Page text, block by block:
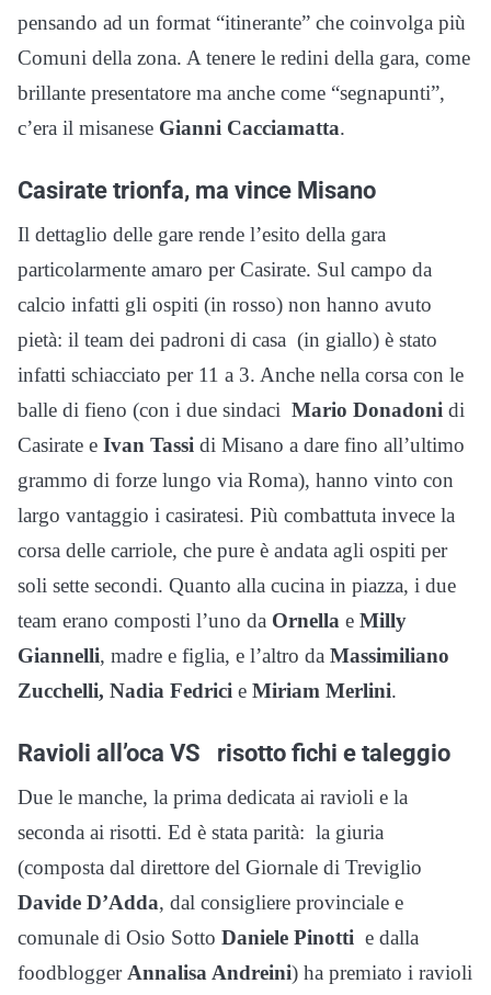
pensando ad un format “itinerante” che coinvolga più
Comuni della zona. A tenere le redini della gara, come
brillante presentatore ma anche come “segnapunti”,
c’era il misanese Gianni Cacciamatta.
Casirate trionfa, ma vince Misano
Il dettaglio delle gare rende l’esito della gara
particolarmente amaro per Casirate. Sul campo da
calcio infatti gli ospiti (in rosso) non hanno avuto
pietà: il team dei padroni di casa (in giallo) è stato
infatti schiacciato per 11 a 3. Anche nella corsa con le
balle di fieno (con i due sindaci Mario Donadoni di
Casirate e Ivan Tassi di Misano a dare fino all’ultimo
grammo di forze lungo via Roma), hanno vinto con
largo vantaggio i casiratesi. Più combattuta invece la
corsa delle carriole, che pure è andata agli ospiti per
soli sette secondi. Quanto alla cucina in piazza, i due
team erano composti l’uno da Ornella e Milly
Giannelli, madre e figlia, e l’altro da Massimiliano
Zucchelli, Nadia Fedrici e Miriam Merlini.
Ravioli all’oca VS risotto fichi e taleggio
Due le manche, la prima dedicata ai ravioli e la
seconda ai risotti. Ed è stata parità: la giuria
(composta dal direttore del Giornale di Treviglio
Davide D’Adda, dal consigliere provinciale e
comunale di Osio Sotto Daniele Pinotti e dalla
foodblogger Annalisa Andreini) ha premiato i ravioli